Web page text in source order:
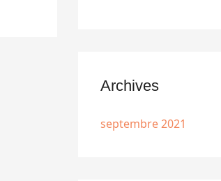
Archives
septembre 2021